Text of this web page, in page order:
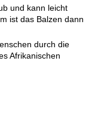
und kann leicht
ist das Balzen dann
durch die
Afrikanischen